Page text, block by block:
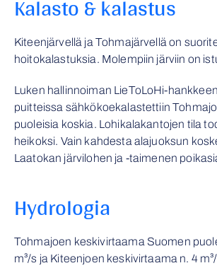
Kalasto & kalastus
Kiteenjärvellä ja Tohmajärvellä on
hoitokalastuksia. Molempiin järviin on
Luken hallinnoiman LieToLoHi-
puitteissa sähkökoekalastettiin
puoleisia koskia. Lohikalakantojen tila
heikoksi. Vain kahdesta alajuoksun
Laatokan järvilohen ja -taimenen
Hydrologia
Tohmajoen keskivirtaama Suomen
m³/s ja Kiteenjoen keskivirtaama n. 4